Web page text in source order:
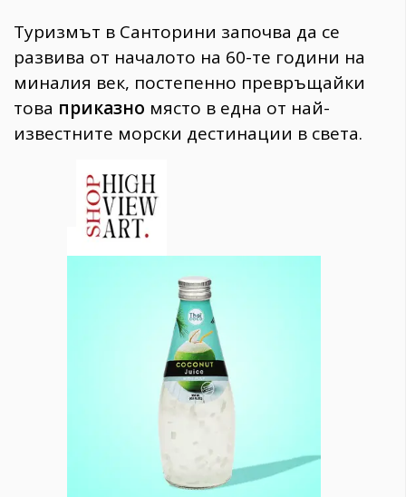
Туризмът в Санторини започва да се
развива от началото на 60-те години на
миналия век, постепенно превръщайки
това приказно място в една от най-
известните морски дестинации в света.